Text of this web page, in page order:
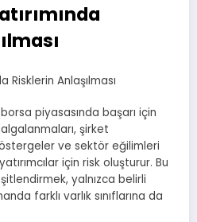
piyasasında başarı için
şirket
ve sektör eğilimleri
için risk oluşturur. Bu
yalnızca belirli
farklı varlık sınıflarına da